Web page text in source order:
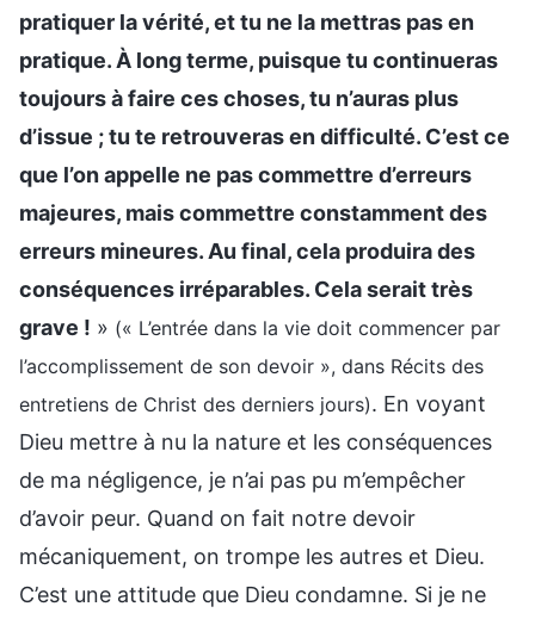
pratiquer la vérité, et tu ne la mettras pas en
pratique. À long terme, puisque tu continueras
toujours à faire ces choses, tu n’auras plus
d’issue ; tu te retrouveras en difficulté. C’est ce
que l’on appelle ne pas commettre d’erreurs
majeures, mais commettre constamment des
erreurs mineures. Au final, cela produira des
conséquences irréparables. Cela serait très
grave ! » (« L’entrée dans la vie doit commencer par
l’accomplissement de son devoir », dans Récits des
entretiens de Christ des derniers jours). En voyant
Dieu mettre à nu la nature et les conséquences
de ma négligence, je n’ai pas pu m’empêcher
d’avoir peur. Quand on fait notre devoir
mécaniquement, on trompe les autres et Dieu.
C’est une attitude que Dieu condamne. Si je ne